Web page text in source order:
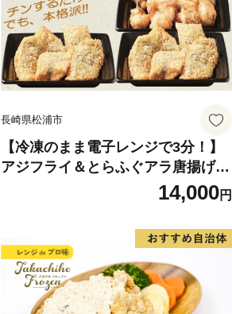
長崎県松浦市
【冷凍のまま電子レンジで3分！】
アジフライ＆とらふぐアラ唐揚げセ
ット( 手軽 レンチン 時短 本格 こだ
わり 逸品 海鮮 夕食 ふるさと納税 )
14,000円